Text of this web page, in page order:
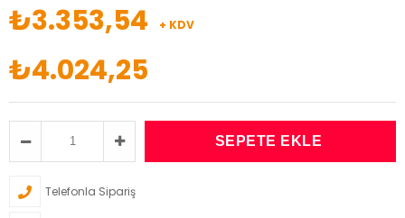
₺3.353,54 + KDV
₺4.024,25
Telefonla Sipariş